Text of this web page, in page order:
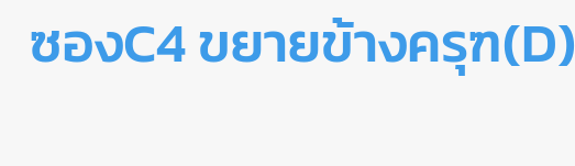
ซองC4 ขยายข้างครุฑ(D)